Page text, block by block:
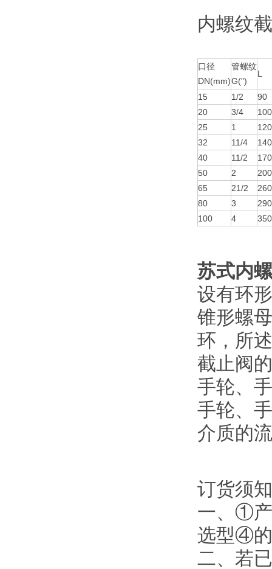
内螺纹
口径
DN(mm)
管螺纹
G(")
L
15 1/2
90
20
3/4
100
25
1
120
32
11/4
140
40
11/2
170
50
2
200
65
21/2
260
80
3
290
100
4 350
苏式内
设有环
锥形螺
环，所
截止阀
手轮、
手轮、
介质的
订货须
一、①
选型④
二、若